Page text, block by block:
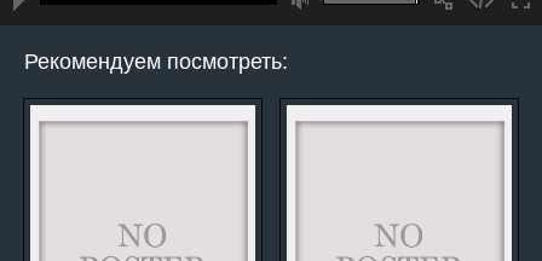
Рекомендуем посмотреть: